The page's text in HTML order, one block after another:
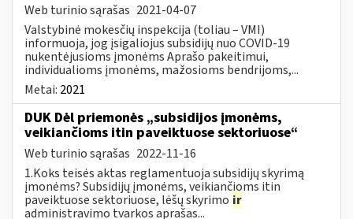
Web turinio sąrašas 2021-04-07
Valstybinė mokesčių inspekcija (toliau – VMI)
informuoja, jog įsigaliojus subsidijų nuo COVID-19
nukentėjusioms įmonėms Aprašo pakeitimui,
individualioms įmonėms, mažosioms bendrijoms,...
Metai: 2021
DUK Dėl priemonės „subsidijos įmonėms,
veikiančioms itin paveiktuose sektoriuose“
Web turinio sąrašas 2022-11-16
1.Koks teisės aktas reglamentuoja subsidijų skyrimą
įmonėms? Subsidijų įmonėms, veikiančioms itin
paveiktuose sektoriuose, lėšų skyrimo ir
administravimo tvarkos aprašas...